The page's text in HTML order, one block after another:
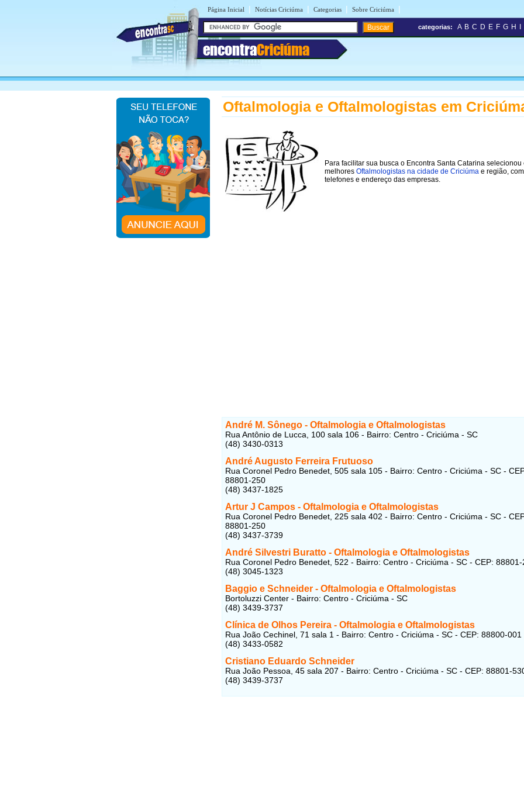
Página Inicial | Notícias Criciúma | Categorias | Sobre Criciúma |
encontraCriciúma
categorias: A B C D E F G H
Oftalmologia e Oftalmologistas em
Para facilitar sua busca o Encontra Santa Catarina selecionou
melhores Oftalmologistas na cidade de Criciúma e região, com
telefones e endereço das empresas.
André M. Sônego - Oftalmologia e Oftalmologistas
Rua Antônio de Lucca, 100 sala 106 - Bairro: Centro - Criciúma - SC
(48) 3430-0313
André Augusto Ferreira Frutuoso
Rua Coronel Pedro Benedet, 505 sala 105 - Bairro: Centro - Criciúma - SC -
88801-250
(48) 3437-1825
Artur J Campos - Oftalmologia e Oftalmologistas
Rua Coronel Pedro Benedet, 225 sala 402 - Bairro: Centro - Criciúma - SC -
88801-250
(48) 3437-3739
André Silvestri Buratto - Oftalmologia e Oftalmologistas
Rua Coronel Pedro Benedet, 522 - Bairro: Centro - Criciúma - SC - CEP:
(48) 3045-1323
Baggio e Schneider - Oftalmologia e Oftalmologistas
Bortoluzzi Center - Bairro: Centro - Criciúma - SC
(48) 3439-3737
Clínica de Olhos Pereira - Oftalmologia e Oftalmologistas
Rua João Cechinel, 71 sala 1 - Bairro: Centro - Criciúma - SC - CEP: 88800-001
(48) 3433-0582
Cristiano Eduardo Schneider
Rua João Pessoa, 45 sala 207 - Bairro: Centro - Criciúma - SC - CEP: 88801-
(48) 3439-3737